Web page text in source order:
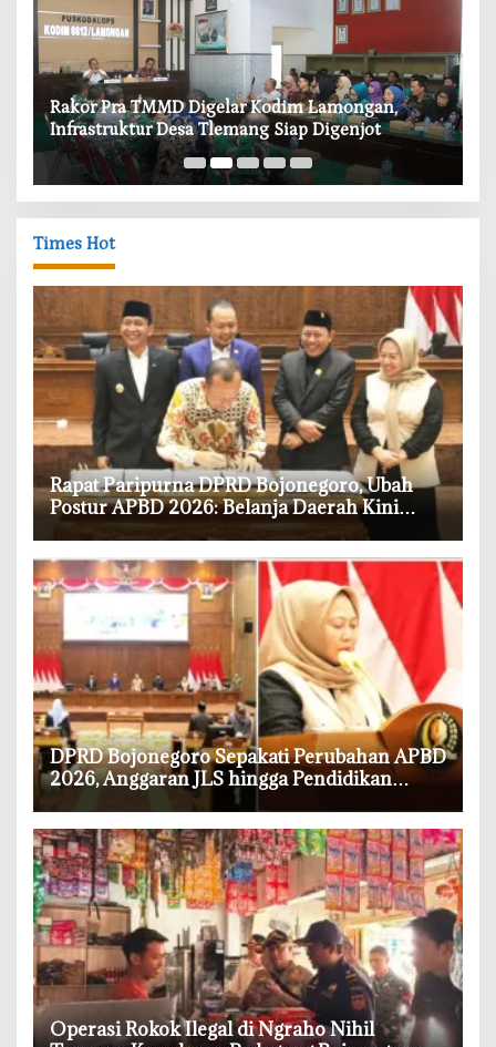
‎Rakor Pra TMMD Digelar Kodim Lamongan,
Infrastruktur Desa Tlemang Siap Digenjot
Times Hot
‎Rapat Paripurna DPRD Bojonegoro, Ubah
Postur APBD 2026: Belanja Daerah Kini
Rp6,250 Triliun
‎DPRD Bojonegoro Sepakati Perubahan APBD
2026, Anggaran JLS hingga Pendidikan
‎Operasi Rokok Ilegal di Ngraho Nihil